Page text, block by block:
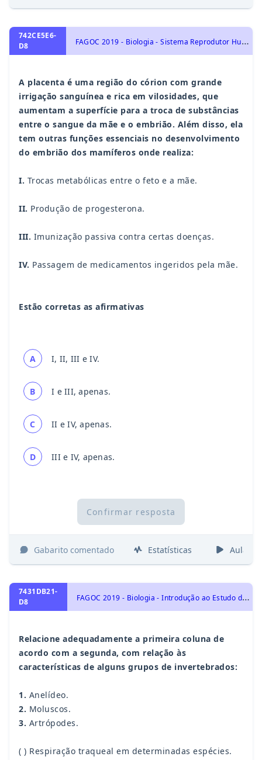
742CE5E6-
D8
F
AGOC 2019 - Biologia - Sistema Reprodutor Humano, Identidade dos seres vivos
A placenta é uma região do córion com grande
irrigação sanguínea e rica em vilosidades, que
aumentam a superfície para a troca de substâncias
entre o sangue da mãe e o embrião. Além disso, ela
tem outras funções essenciais no desenvolvimento
do embrião dos mamíferos onde realiza:
I. Trocas metabólicas entre o feto e a mãe.
II. Produção de progesterona.
III. Imunização passiva contra certas doenças.
IV. Passagem de medicamentos ingeridos pela mãe.
Estão corretas as afirmativas
A I, II, III e IV.
B I e III, apenas.
C II e IV, apenas.
D III e IV, apenas.
Confirmar resposta
Gabarito comentado Estatísticas Aulas
7431DB21-
D8
F
AGOC 2019 - Biologia - Introdução ao Estudo dos Animais, Identidade dos seres vivos
Relacione adequadamente a primeira coluna de
acordo com a segunda, com relação às
características de alguns grupos de invertebrados:
1. Anelídeo.
2. Moluscos.
3. Artrópodes.
( ) Respiração traqueal em determinadas espécies.